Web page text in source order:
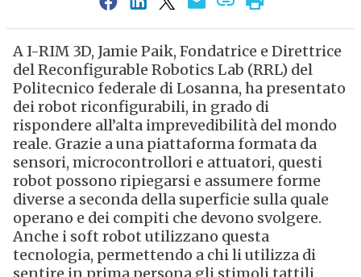
A I-RIM 3D, Jamie Paik, Fondatrice e Direttrice
del Reconfigurable Robotics Lab (RRL) del
Politecnico federale di Losanna, ha presentato
dei robot riconfigurabili, in grado di
rispondere all’alta imprevedibilità del mondo
reale. Grazie a una piattaforma formata da
sensori, microcontrollori e attuatori, questi
robot possono ripiegarsi e assumere forme
diverse a seconda della superficie sulla quale
operano e dei compiti che devono svolgere.
Anche i soft robot utilizzano questa
tecnologia, permettendo a chi li utilizza di